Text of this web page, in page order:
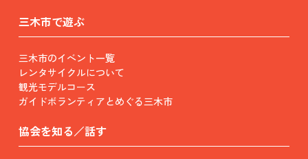
三木市で遊ぶ
三木市のイベント一覧
レンタサイクルについて
観光モデルコース
ガイドボランティアとめぐる三木市
協会を知る／話す